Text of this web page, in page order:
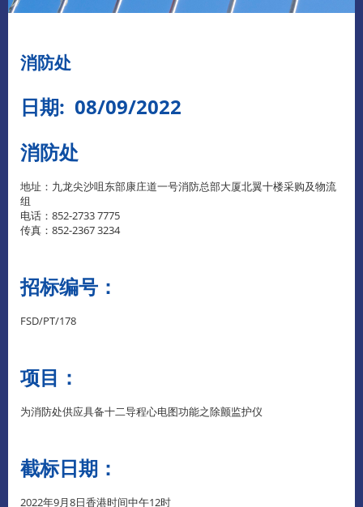
消防处
日期: 08/09/2022
消防处
地址：九龙尖沙咀东部康庄道一号消防总部大厦北翼十楼采购及物流
组
电话：852-2733 7775
传真：852-2367 3234
招标编号：
FSD/PT/178
项目：
为消防处供应具备十二导程心电图功能之除颤监护仪
截标日期：
2022年9月8日香港时间中午12时